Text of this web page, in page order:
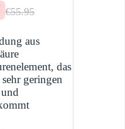
€55.95
aus
das
geringen